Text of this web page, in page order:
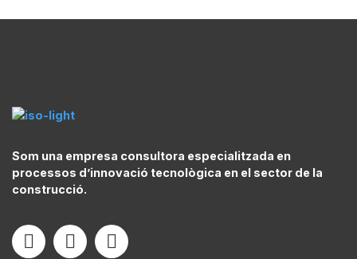
Som una empresa consultora especialitzada en
processos d’innovació tecnològica en el sector de la
construcció.